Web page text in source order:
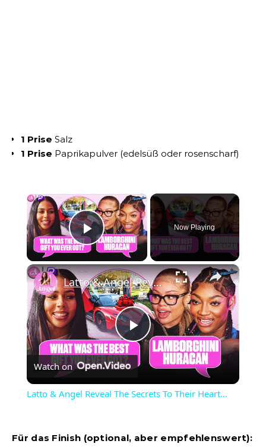
1 Prise Salz
1 Prise Paprikapulver (edelsüß oder rosenscharf)
×
Play Video
Now Playing
×
Play
Latto & Angel Reveal The Secrets To Their Heart…
Watch on
Latto & Angel Reveal The Secrets To Their Heart…
Für das Finish (optional, aber empfehlenswert):